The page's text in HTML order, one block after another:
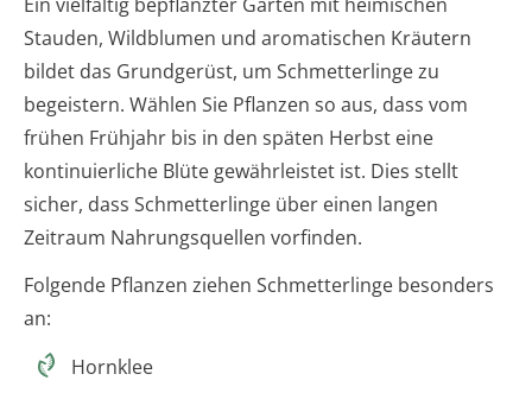
Stauden, Wildblumen und aromatischen Kräutern
bildet das Grundgerüst, um Schmetterlinge zu
begeistern. Wählen Sie Pflanzen so aus, dass vom
frühen Frühjahr bis in den späten Herbst eine
kontinuierliche Blüte gewährleistet ist. Dies stellt
sicher, dass Schmetterlinge über einen langen
Zeitraum Nahrungsquellen vorfinden.
Folgende Pflanzen ziehen Schmetterlinge besonders
an:
Hornklee